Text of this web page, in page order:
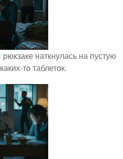
наткнулась на пустую
то таблеток.